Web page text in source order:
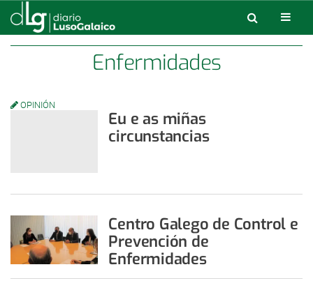
Enfermidades
OPINIÓN
Eu e as miñas
circunstancias
Centro Galego de Control e
Prevención de
Enfermidades